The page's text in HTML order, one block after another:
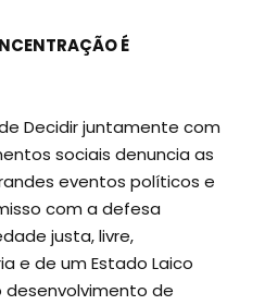
É
Decidir juntamente com
sociais denuncia as
eventos políticos e
com a defesa
justa, livre,
e de um Estado Laico
de